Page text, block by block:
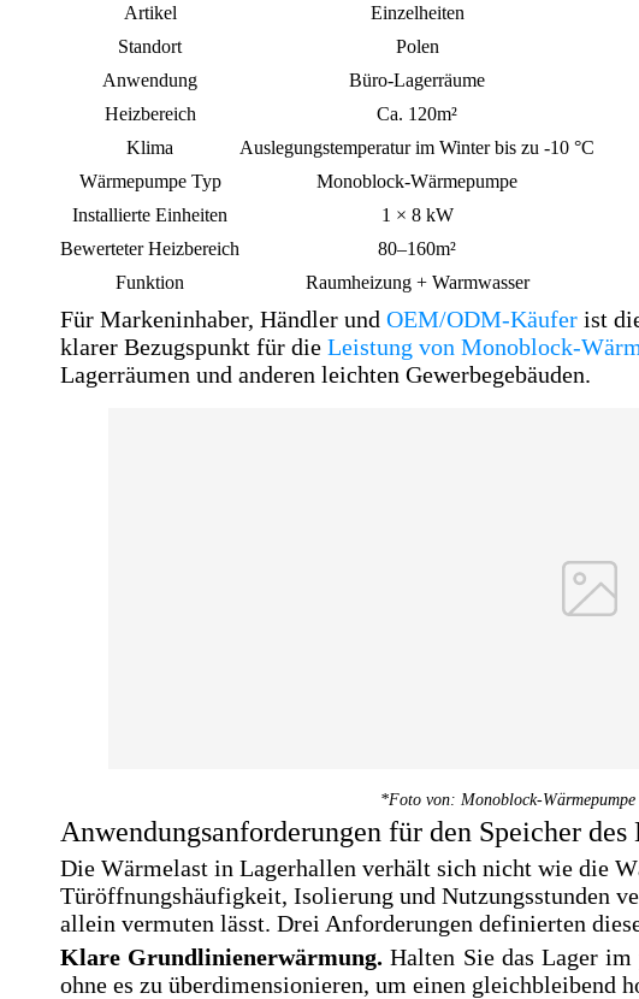
Artikel
Einzelheiten
Standort
Polen
Anwendung
Büro-Lagerräume
Heizbereich
Ca. 120m²
Klima
Auslegungstemperatur im Winter bis zu -10 °C
Wärmepumpe Typ
Monoblock-Wärmepumpe
Installierte Einheiten
1 × 8 kW
Bewerteter Heizbereich
80–160m²
Funktion
Raumheizung + Warmwasser
Für Markeninhaber, Händler und OEM/ODM-Käufer ist
klarer Bezugspunkt für die Leistung von Monoblock-
Lagerräumen und anderen leichten Gewerbegebäuden.
*Foto von: Monoblock-
Anwendungsanforderungen für den Speicher des
Die Wärmelast in Lagerhallen verhält sich nicht wie die
Türöffnungshäufigkeit, Isolierung und Nutzungsstunden
allein vermuten lässt. Drei Anforderungen definierten
Klare Grundlinienerwärmung.Halten Sie das Lager im
ohne es zu überdimensionieren, um einen gleichbleibend